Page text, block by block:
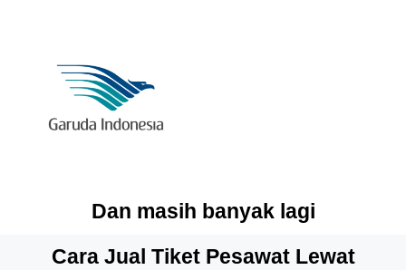
Dan masih banyak lagi
Cara Jual Tiket Pesawat Lewat